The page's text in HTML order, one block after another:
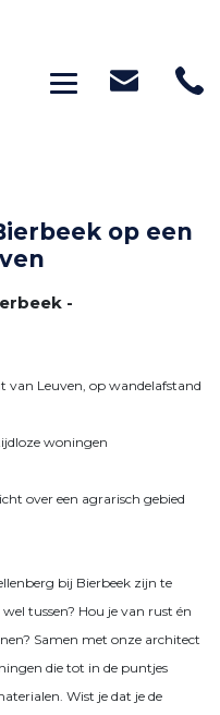
Toggle
op een
-
van Leuven, op wandelafstand
woningen
over een agrarisch gebied
bij Bierbeek zijn te
tussen? Hou je van rust én
Samen met onze architect
die tot in de puntjes
Wist je dat je de